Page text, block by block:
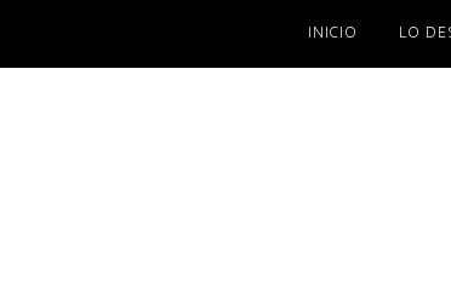
INICIO LO